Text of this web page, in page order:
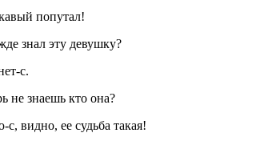
попутал!
знал эту девушку?
с.
не знаешь кто она?
с, видно, ее судьба такая!